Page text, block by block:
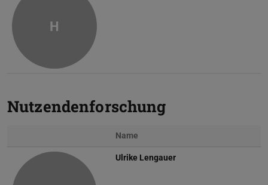
H
Nutzendenforschung
Name
Ulrike Lengauer